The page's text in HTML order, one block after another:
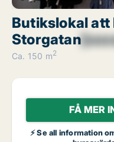
Butikslokal att
Storgatan
Ca. 150 m2
FÅ MER
⚡ Se all information